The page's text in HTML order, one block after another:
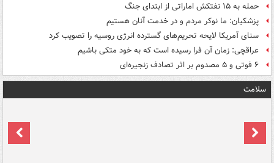
حمله به ۱۵ نفتکش‌ اماراتی از ابتدای جنگ
پزشکیان: ما نوکر مردم و در خدمت آنان هستیم
سنای آمریکا لایحه تحریم‌های گسترده انرژی روسیه را تصویب کرد
عراقچی: زمان آن فرا رسیده است که به خود متکی باشیم
۶ فوتی و ۵ مصدوم بر اثر تصادف زنجیره‌ای
سلامت